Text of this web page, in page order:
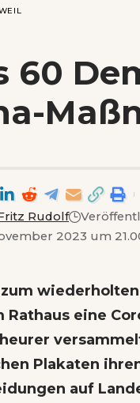
60
Rudolf
2023 um
Rathaus eine
Plakaten
auf